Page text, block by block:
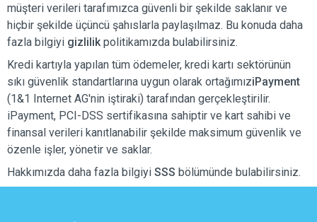
müşteri verileri tarafımızca güvenli bir şekilde saklanır ve
hiçbir şekilde üçüncü şahıslarla paylaşılmaz. Bu konuda daha
fazla bilgiyi gizlilik politikamızda bulabilirsiniz.
Kredi kartıyla yapılan tüm ödemeler, kredi kartı sektörünün
sıkı güvenlik standartlarına uygun olarak ortağımıziPayment
(1&1 Internet AG'nin iştiraki) tarafından gerçekleştirilir.
iPayment, PCI-DSS sertifikasına sahiptir ve kart sahibi ve
finansal verileri kanıtlanabilir şekilde maksimum güvenlik ve
özenle işler, yönetir ve saklar.
Hakkımızda daha fazla bilgiyi SSS bölümünde bulabilirsiniz.